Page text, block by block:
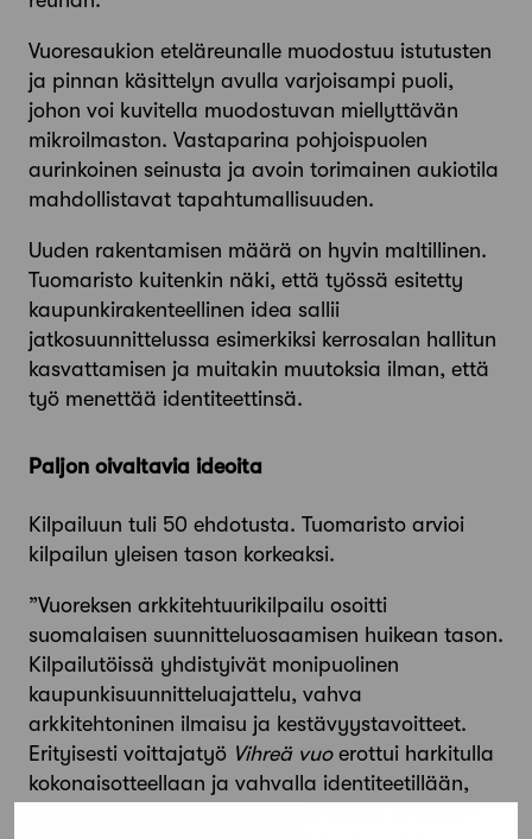
Vuoresaukion eteläreunalle muodostuu istutusten
ja pinnan käsittelyn avulla varjoisampi puoli,
johon voi kuvitella muodostuvan miellyttävän
mikroilmaston. Vastaparina pohjoispuolen
aurinkoinen seinusta ja avoin torimainen aukiotila
mahdollistavat tapahtumallisuuden.
Uuden rakentamisen määrä on hyvin maltillinen.
Tuomaristo kuitenkin näki, että työssä esitetty
kaupunkirakenteellinen idea sallii
jatkosuunnittelussa esimerkiksi kerrosalan hallitun
kasvattamisen ja muitakin muutoksia ilman, että
työ menettää identiteettinsä.
Paljon oivaltavia ideoita
Kilpailuun tuli 50 ehdotusta. Tuomaristo arvioi
kilpailun yleisen tason korkeaksi.
”Vuoreksen arkkitehtuurikilpailu osoitti
suomalaisen suunnitteluosaamisen huikean tason.
Kilpailutöissä yhdistyivät monipuolinen
kaupunkisuunnitteluajattelu, vahva
arkkitehtoninen ilmaisu ja kestävyystavoitteet.
Erityisesti voittajatyö Vihreä vuoerottui harkitulla
kokonaisotteellaan ja vahvalla identiteetillään,